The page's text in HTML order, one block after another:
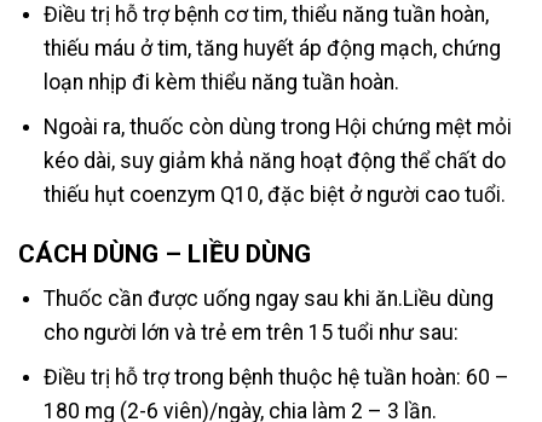
Điều trị hỗ trợ bệnh cơ tim, thiểu năng tuần hoàn,
thiếu máu ở tim, tăng huyết áp động mạch, chứng
loạn nhịp đi kèm thiểu năng tuần hoàn.
Ngoài ra, thuốc còn dùng trong Hội chứng mệt mỏi
kéo dài, suy giảm khả năng hoạt động thể chất do
thiếu hụt coenzym Q10, đặc biệt ở người cao tuổi.
CÁCH DÙNG – LIỀU DÙNG
Thuốc cần được uống ngay sau khi ăn.Liều dùng
cho người lớn và trẻ em trên 15 tuổi như sau:
Điều trị hỗ trợ trong bệnh thuộc hệ tuần hoàn: 60 –
180 mg (2-6 viên)/ngày, chia làm 2 – 3 lần.